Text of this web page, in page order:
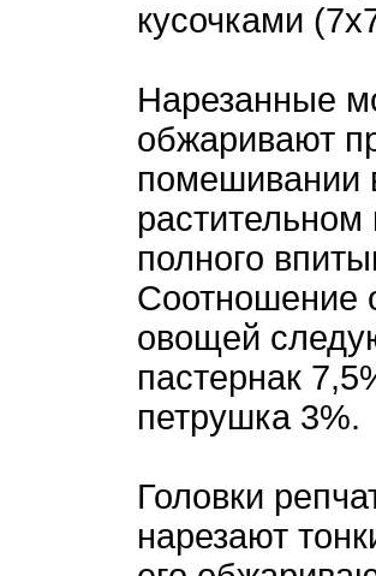
кусочками
Нарезанные
обжаривают
помешивании
полного
Соотношение
овощей
пастернак
петрушка 3%.
Головки
нарезают